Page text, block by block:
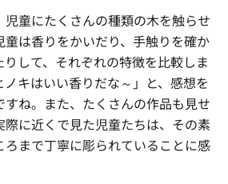
児童にたくさんの種類の木を触らせ
は香りをかいだり、手触りを確か
して、それぞれの特徴を比較しま
キはいい香りだな～」と、感想を
ね。また、たくさんの作品も見せ
に近くで見た児童たちは、その素
まで丁寧に彫られていることに感